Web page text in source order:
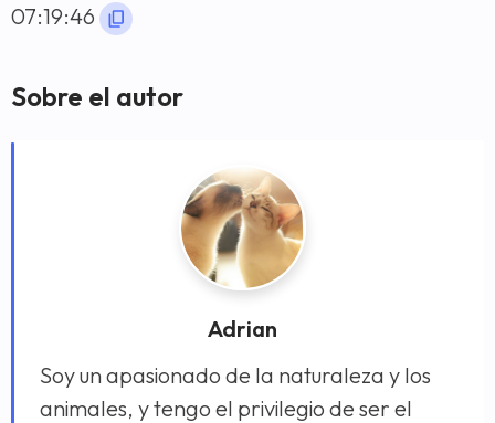
07:19:46
Sobre el autor
Adrian
Soy un apasionado de la naturaleza y los
animales, y tengo el privilegio de ser el